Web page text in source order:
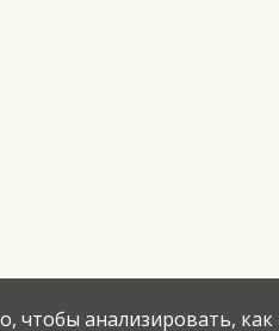
чтобы анализировать,